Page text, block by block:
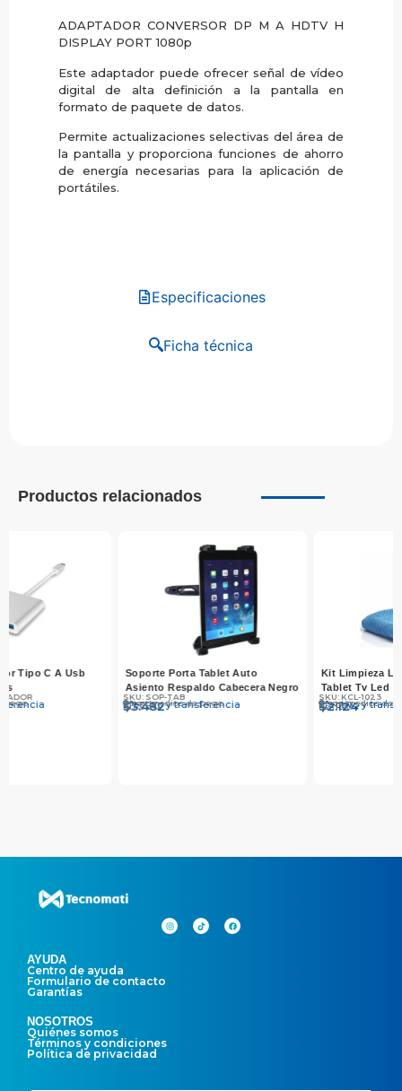
Especificaciones
Ficha técnica
ADAPTADOR CONVERSOR DP M A HDTV H
DISPLAY PORT 1080p
Este adaptador puede ofrecer señal de vídeo
digital de alta definición a la pantalla en
formato de paquete de datos.
Permite actualizaciones selectivas del área de
la pantalla y proporciona funciones de ahorro
de energía necesarias para la aplicación de
portátiles.
Productos relacionados
Negro
Kit Limpieza Laptop Pantalla
Tablet Tv Led Lcd – Tecnomati
Efectivo y transferencia
Otros medios de pago
Soporte Ajustable De Mesa
Celular Tablet Negro
SKU: SOPORTE-MESA
Efectivo y transferencia
Otros medios de pago
AYUDA
Centro de ayuda
Formulario de contacto
Garantías
NOSOTROS
Quiénes somos
Términos y condiciones
Política de privacidad